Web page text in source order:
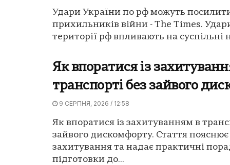
Удари України по рф можуть
прихильників війни - The Times.
території рф впливають на суспільні
Як впоратися із
транспорті без зайвого
9 СЕРПНЯ, 2026 / 12:58
Як впоратися із захитуванням в
зайвого дискомфорту. Стаття
захитування та надає практичні
підготовки до...